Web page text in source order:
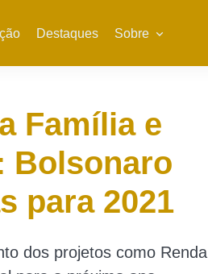
Destaques Sobre
Família e
Bolsonaro
para 2021
dos projetos como Renda